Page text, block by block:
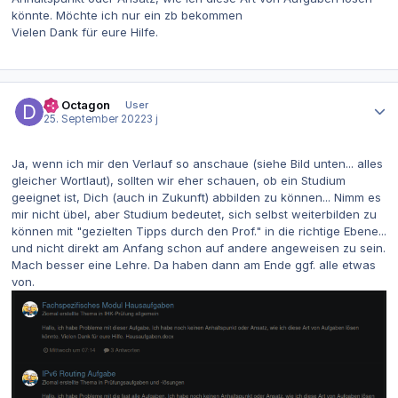
könnte. Möchte ich nur ein zb bekommen
Vielen Dank für eure Hilfe.
Dr. Octagon
User
25. September 20223 j
Ja, wenn ich mir den Verlauf so anschaue (siehe Bild unten... alles
gleicher Wortlaut), sollten wir eher schauen, ob ein Studium
geeignet ist, Dich (auch in Zukunft) abbilden zu können... Nimm es
mir nicht übel, aber Studium bedeutet, sich selbst weiterbilden zu
können mit "gezielten Tipps durch den Prof." in die richtige Ebene...
und nicht direkt am Anfang schon auf andere angeweisen zu sein.
Mach besser eine Lehre. Da haben dann am Ende ggf. alle etwas
von.